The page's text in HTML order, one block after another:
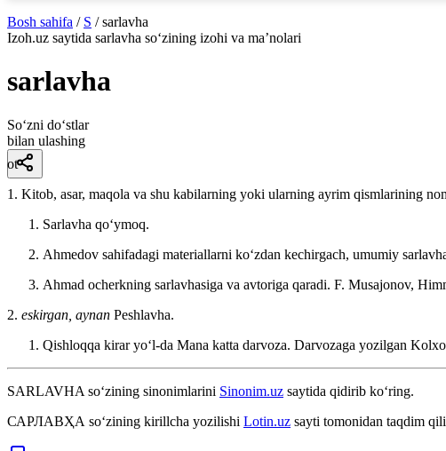
Bosh sahifa / S / sarlavha
Izoh.uz saytida sarlavha so‘zining izohi va ma’nolari
sarlavha
So‘zni do‘stlar
bilan ulashing
ot
1. Kitob, asar, maqola va shu kabilarning yoki ularning ayrim qismlarining
Sarlavha qoʻymoq.
Ahmedov sahifadagi materiallarni koʻzdan kechirgach, umumiy
Ahmad ocherkning sarlavhasiga va avtoriga qaradi. F. Musajonov,
2. eskirgan, aynan Peshlavha.
Qishloqqa kirar yoʻl-da Mana katta darvoza. Darvozaga yozilgan
SARLAVHA so‘zining sinonimlarini Sinonim.uz saytida qidirib ko‘ring.
САРЛАВҲА so‘zining kirillcha yozilishi Lotin.uz sayti tomonidan taqdim